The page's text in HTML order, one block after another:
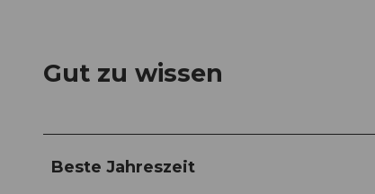
Gut zu wissen
Beste Jahreszeit